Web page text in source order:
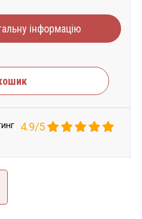
інформацію
4.9/5